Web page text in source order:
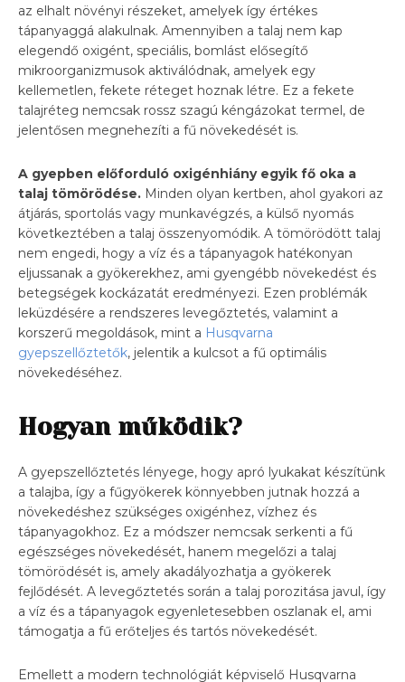
az elhalt növényi részeket, amelyek így értékes
tápanyaggá alakulnak. Amennyiben a talaj nem kap
elegendő oxigént, speciális, bomlást elősegítő
mikroorganizmusok aktiválódnak, amelyek egy
kellemetlen, fekete réteget hoznak létre. Ez a fekete
talajréteg nemcsak rossz szagú kéngázokat termel, de
jelentősen megnehezíti a fű növekedését is.
A gyepben előforduló oxigénhiány egyik fő oka a
talaj tömörödése. Minden olyan kertben, ahol gyakori az
átjárás, sportolás vagy munkavégzés, a külső nyomás
következtében a talaj összenyomódik. A tömörödött talaj
nem engedi, hogy a víz és a tápanyagok hatékonyan
eljussanak a gyökerekhez, ami gyengébb növekedést és
betegségek kockázatát eredményezi. Ezen problémák
leküzdésére a rendszeres levegőztetés, valamint a
korszerű megoldások, mint a Husqvarna
gyepszellőztetők, jelentik a kulcsot a fű optimális
növekedéséhez.
Hogyan működik?
A gyepszellőztetés lényege, hogy apró lyukakat készítünk
a talajba, így a fűgyökerek könnyebben jutnak hozzá a
növekedéshez szükséges oxigénhez, vízhez és
tápanyagokhoz. Ez a módszer nemcsak serkenti a fű
egészséges növekedését, hanem megelőzi a talaj
tömörödését is, amely akadályozhatja a gyökerek
fejlődését. A levegőztetés során a talaj porozitása javul, így
a víz és a tápanyagok egyenletesebben oszlanak el, ami
támogatja a fű erőteljes és tartós növekedését.
Emellett a modern technológiát képviselő Husqvarna